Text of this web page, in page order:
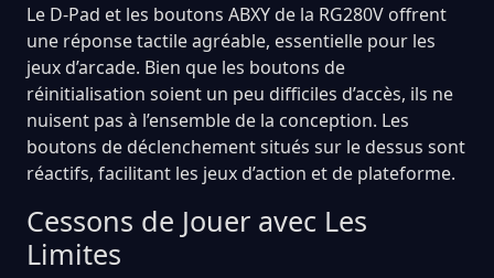
Le D-Pad et les boutons ABXY de la RG280V offrent
une réponse tactile agréable, essentielle pour les
jeux d’arcade. Bien que les boutons de
réinitialisation soient un peu difficiles d’accès, ils ne
nuisent pas à l’ensemble de la conception. Les
boutons de déclenchement situés sur le dessus sont
réactifs, facilitant les jeux d’action et de plateforme.
Cessons de Jouer avec Les
Limites